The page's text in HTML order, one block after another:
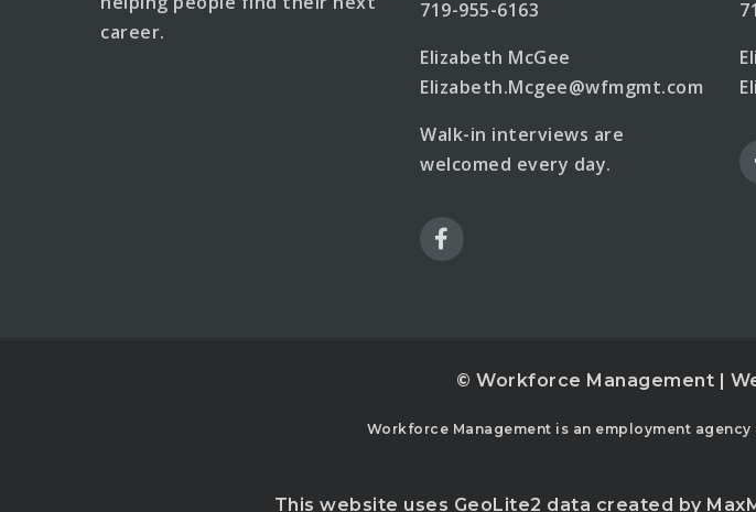
career.
719-955-6163
Elizabeth McGee
Elizabeth.Mcgee@wfmgmt.com
Walk-in interviews are
welcomed every day.
© Workforce Management |
Workforce Management is an employment
This website uses GeoLite2 data created by